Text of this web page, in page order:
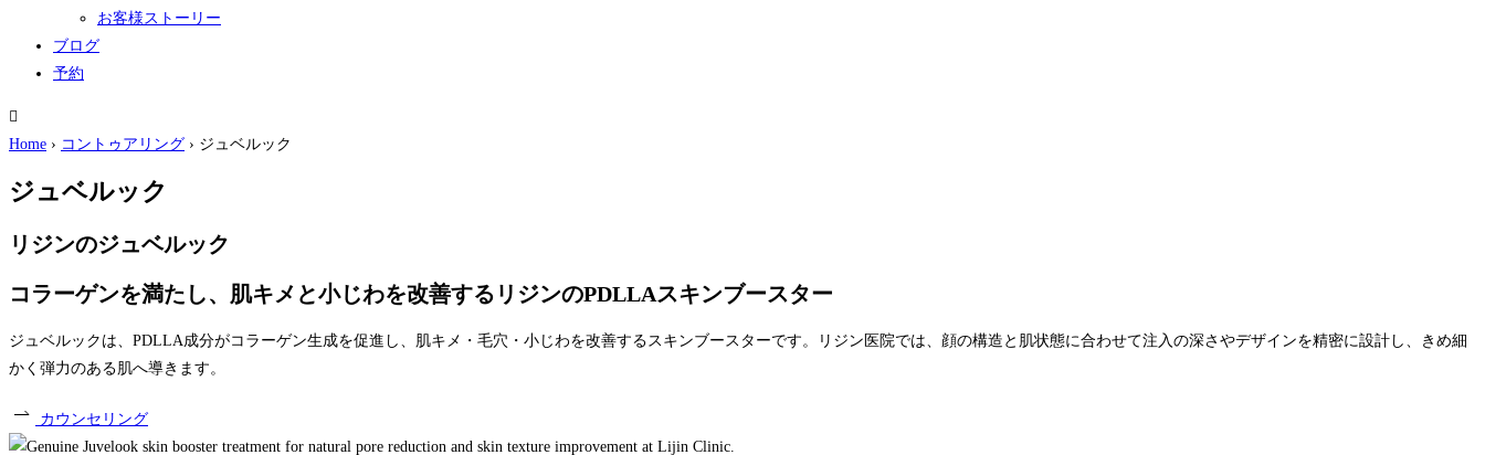
お客様ストーリー
ブログ
予約
Home › コントゥアリング › ジュベルック
ジュベルック
リジンのジュベルック
コラーゲンを満たし、肌キメと小じわを改善するリジンのPDLLAスキンブースター
ジュベルックは、PDLLA成分がコラーゲン生成を促進し、肌キメ・毛穴・小じわを改善するスキンブースターです。リジン医院では、顔の構造と肌状態に合わせて注入の深さやデザインを精密に設計し、きめ細
かく弾力のある肌へ導きます。
カウンセリング